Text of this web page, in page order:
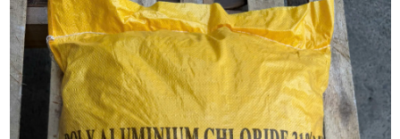
TC (Đánh giá 2 tháng trước)
Mua nhiều nơi rồi mà đây là nơi khiến mình hài lòng nhất.
Nguyễn